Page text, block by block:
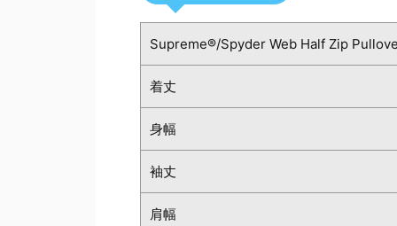
Supreme®/Spyder Web Half Zip
着丈
身幅
袖丈
肩幅